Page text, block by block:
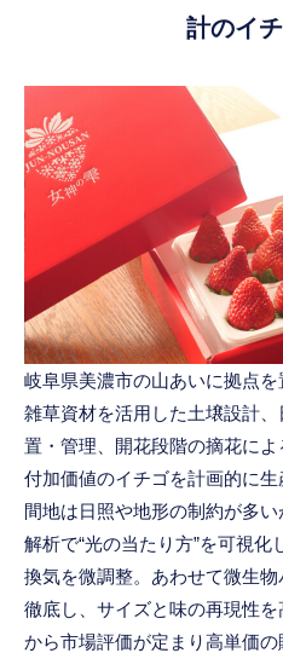
計のイ
岐阜県美濃市の山あいに拠点
雑草資材を活用した土壌設計
置・管理、開花段階の摘花に
付加価値のイチゴを計画的に
間地は日照や地形の制約が多
解析で“光の当たり方”を可視
換気を微調整。あわせて微生
徹底し、サイズと味の再現性
から市場評価が定まり高単価